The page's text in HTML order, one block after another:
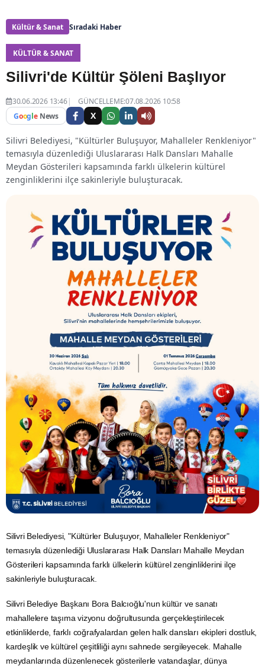
Kültür & Sanat Sıradaki Haber
KÜLTÜR & SANAT
Silivri'de Kültür Şöleni Başlıyor
30.06.2026 13:46
GÜNCELLEME:07.08.2026 10:58
Google News X
Silivri Belediyesi, "Kültürler Buluşuyor, Mahalleler Renkleniyor"
temasıyla düzenlediği Uluslararası Halk Dansları Mahalle
Meydan Gösterileri kapsamında farklı ülkelerin kültürel
zenginliklerini ilçe sakinleriyle buluşturacak.
Silivri Belediyesi, "Kültürler Buluşuyor, Mahalleler Renkleniyor"
temasıyla düzenlediği Uluslararası Halk Dansları Mahalle Meydan
Gösterileri kapsamında farklı ülkelerin kültürel zenginliklerini ilçe
sakinleriyle buluşturacak.
Silivri Belediye Başkanı Bora Balcıoğlu'nun kültür ve sanatı
mahallelere taşıma vizyonu doğrultusunda gerçekleştirilecek
etkinliklerde, farklı coğrafyalardan gelen halk dansları ekipleri dostluk,
kardeşlik ve kültürel çeşitliliği aynı sahnede sergileyecek. Mahalle
meydanlarında düzenlenecek gösterilerle vatandaşlar, dünya